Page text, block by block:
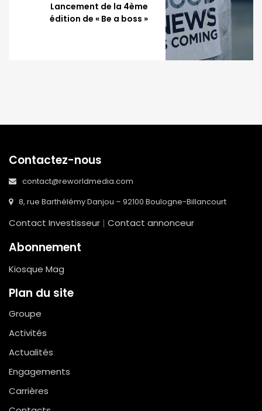
Lancement de la 4ème
édition de « Be a boss »
Contactez-nous
contact@reworldmedia.com
8, rue Barthélémy Danjou – 92100 Boulogne-Billancourt
Contact Investisseur | Contact annonceur
Abonnement
Kiosque Mag
Plan du site
Groupe
Activités
Actualités
Engagements
Carrières